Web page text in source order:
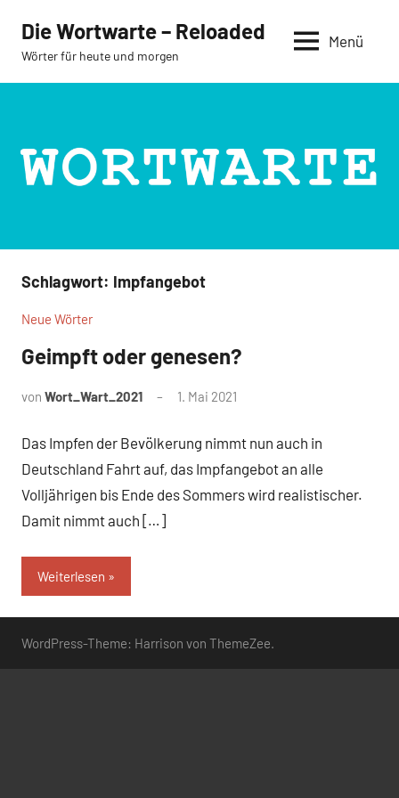
Inhalt
springen
Die Wortwarte – Reloaded
Wörter für heute und morgen
Menü
Schlagwort: Impfangebot
Neue Wörter
Geimpft oder genesen?
von Wort_Wart_2021 1. Mai 2021
Das Impfen der Bevölkerung nimmt nun auch in
Deutschland Fahrt auf, das Impfangebot an alle
Volljährigen bis Ende des Sommers wird realistischer.
Damit nimmt auch […]
Weiterlesen
WordPress-Theme: Harrison von ThemeZee.